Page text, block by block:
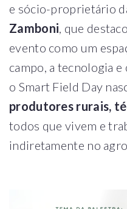
e sócio-proprietário
Zamboni , que
evento como um
campo, a tecnologia e
o Smart Field Day
produtores rurais,
todos que vivem e
indiretamente no agro.